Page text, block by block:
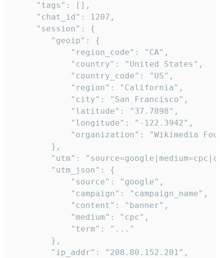
     "tags": [],
     "chat_id": 1207,
     "session": {
        "geoip": {
            "region_code": "CA",
            "country": "United States",
            "country_code": "US",
            "region": "California",
            "city": "San Francisco",
            "latitude": "37.7898",
            "longitude": "-122.3942",
"organization": "Wikimedia
        },
"utm":
        "utm_json": {
            "source": "google",
            "campaign": "campaign_name",
            "content": "banner",
            "medium": "cpc",
            "term": "..."
        },
        "ip_addr": "208.80.152.201",